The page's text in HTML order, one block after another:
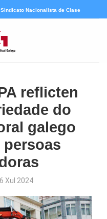
Sindicato Nacionalista de Clase
reflicten
do
galego
persoas
Xul 2024